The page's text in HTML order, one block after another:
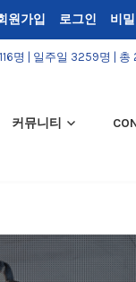
원가입 로그인 비
명 | 일주일 3259명 |
커뮤니티